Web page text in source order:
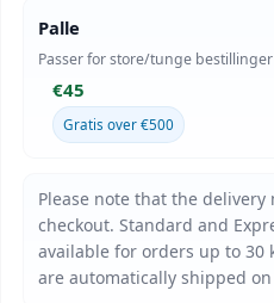
Palle
Passer for store/tunge bestillinger
€45
Gratis over €500